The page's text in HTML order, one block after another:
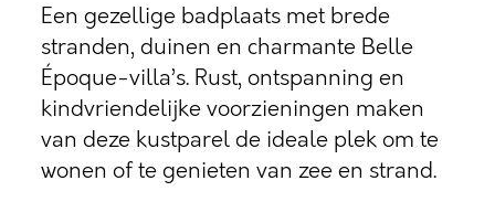
Een gezellige badplaats met brede
stranden, duinen en charmante Belle
Époque-villa’s. Rust, ontspanning en
kindvriendelijke voorzieningen maken
van deze kustparel de ideale plek om te
wonen of te genieten van zee en strand.